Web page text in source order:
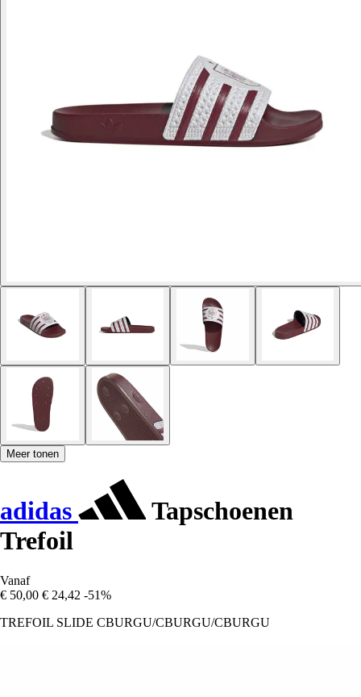
Meer tonen
adidas
Tapschoenen
Trefoil
Vanaf
€ 50,00 € 24,42 -51%
TREFOIL SLIDE CBURGU/CBURGU/CBURGU